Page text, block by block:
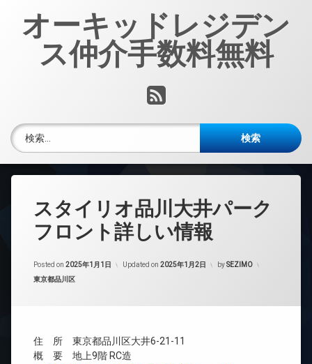
オーキッドレジデン
ス仲介手数料無料
RSS
検索:
スタイリオ品川大井パーク
フロント詳しい情報
Posted on 2025年1月1日 Updated on 2025年1月2日 bySEZIMO
カテゴリー:
東京都品川区
住 所 東京都品川区大井6-21-11
概 要 地上9階 RC造